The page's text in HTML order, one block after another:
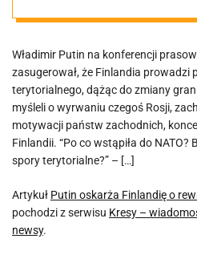
[+VIDEO]
Władimir Putin na konferencji
zasugerował, że Finlandia prowadzi
terytorialnego, dążąc do zmiany
myśleli o wyrwaniu czegoś Rosji,
motywacji państw zachodnich,
Finlandii. “Po co wstąpiła do NATO?
spory terytorialne?” – […]
Artykuł Putin oskarża Finlandię o
pochodzi z serwisu Kresy –
newsy.